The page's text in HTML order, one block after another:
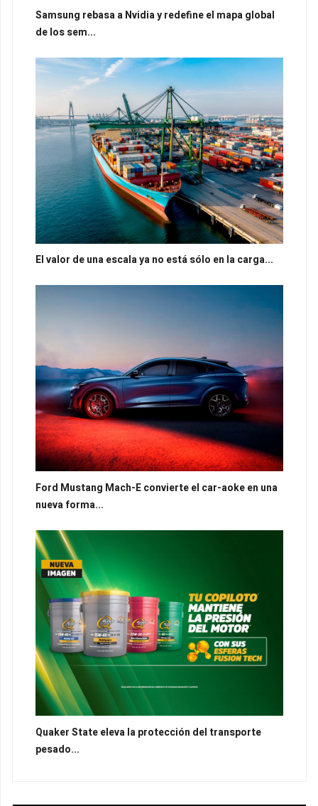
Samsung rebasa a Nvidia y redefine el mapa global
de los sem...
El valor de una escala ya no está sólo en la carga...
Ford Mustang Mach-E convierte el car-aoke en una
nueva forma...
Quaker State eleva la protección del transporte
pesado...